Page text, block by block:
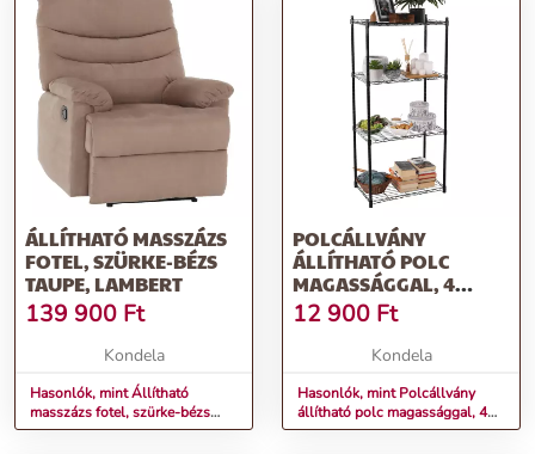
ÁLLÍTHATÓ MASSZÁZS
FOTEL, SZÜRKE-BÉZS
TAUPE, LAMBERT
139 900 Ft
Kondela
Hasonlók, mint Állítható
masszázs fotel, szürke-bézs
Taupe, LAMBERT
POLCÁLLVÁNY
ÁLLÍTHATÓ POLC
MAGASSÁGGAL, 4
POLCOS, FEKETE,
NOVEL
12 900 Ft
Kondela
Hasonlók, mint Polcállvány
állítható polc magassággal, 4
polcos, fekete, NOVEL